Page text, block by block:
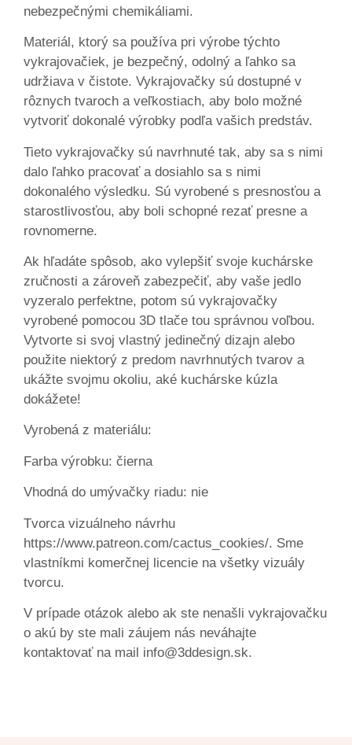
nebezpečnými chemikáliami.
Materiál, ktorý sa používa pri výrobe týchto
vykrajovačiek, je bezpečný, odolný a ľahko sa
udržiava v čistote. Vykrajovačky sú dostupné v
rôznych tvaroch a veľkostiach, aby bolo možné
vytvoriť dokonalé výrobky podľa vašich predstáv.
Tieto vykrajovačky sú navrhnuté tak, aby sa s nimi
dalo ľahko pracovať a dosiahlo sa s nimi
dokonalého výsledku. Sú vyrobené s presnosťou a
starostlivosťou, aby boli schopné rezať presne a
rovnomerne.
Ak hľadáte spôsob, ako vylepšiť svoje kuchárske
zručnosti a zároveň zabezpečiť, aby vaše jedlo
vyzeralo perfektne, potom sú vykrajovačky
vyrobené pomocou 3D tlače tou správnou voľbou.
Vytvorte si svoj vlastný jedinečný dizajn alebo
použite niektorý z predom navrhnutých tvarov a
ukážte svojmu okoliu, aké kuchárske kúzla
dokážete!
Vyrobená z materiálu:
Farba výrobku: čierna
Vhodná do umývačky riadu: nie
Tvorca vizuálneho návrhu
https://www.patreon.com/cactus_cookies/. Sme
vlastníkmi komerčnej licencie na všetky vizuály
tvorcu.
V prípade otázok alebo ak ste nenašli vykrajovačku
o akú by ste mali záujem nás neváhajte
kontaktovať na mail info@3ddesign.sk.